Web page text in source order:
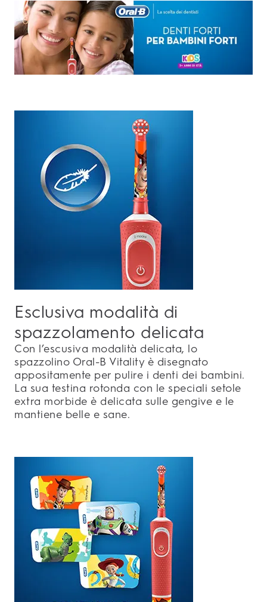
Esclusiva modalità di
spazzolamento delicata
Con l’escusiva modalità delicata, lo
spazzolino Oral-B Vitality è disegnato
appositamente per pulire i denti dei bambini.
La sua testina rotonda con le speciali setole
extra morbide è delicata sulle gengive e le
mantiene belle e sane.